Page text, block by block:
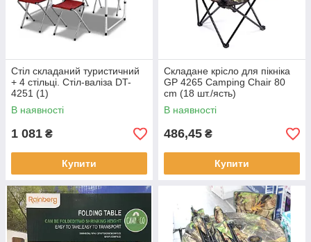
Стіл складаний туристичний
+ 4 стільці. Стіл-валіза DT-
4251 (1)
В наявності
1 081 ₴
Купити
Складане крісло для пікніка
GP 4265 Camping Chair 80
cm (18 шт./ясть)
В наявності
486,45 ₴
Купити